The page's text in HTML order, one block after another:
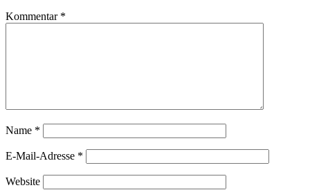
Kommentar *
Name *
E-Mail-Adresse *
Website